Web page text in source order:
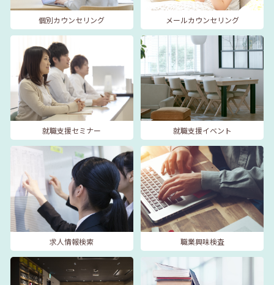
個別カウンセリング メールカウンセリング
就職支援セミナー 就職支援イベント
求人情報検索 職業興味検査